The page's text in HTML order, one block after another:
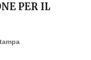
PER IL